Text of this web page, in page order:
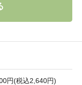
円(税込2,640円)